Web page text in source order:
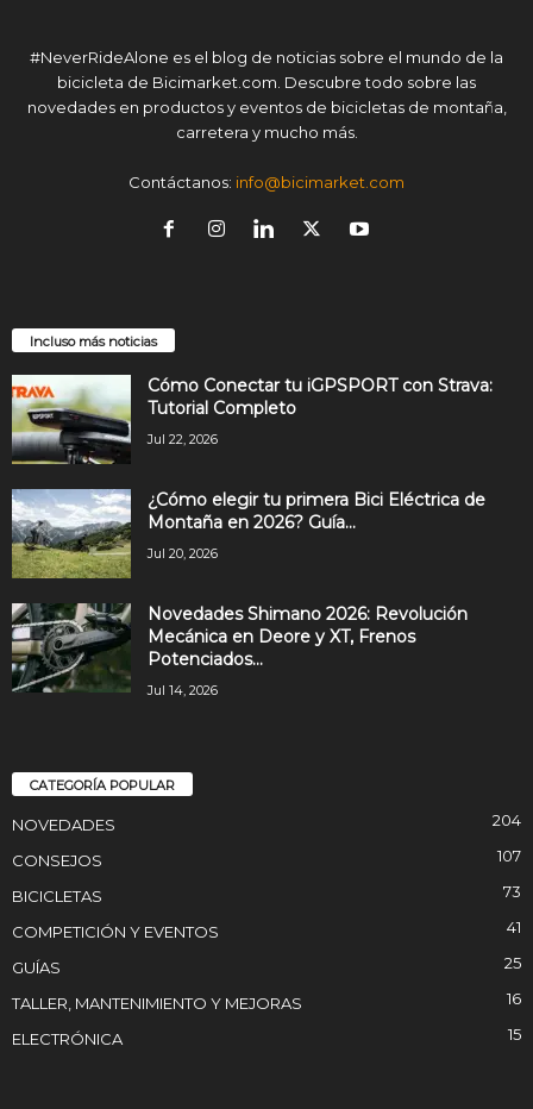
#NeverRideAlone es el blog de noticias sobre el mundo de la
bicicleta de Bicimarket.com. Descubre todo sobre las
novedades en productos y eventos de bicicletas de montaña,
carretera y mucho más.
Contáctanos: info@bicimarket.com
Incluso más noticias
Cómo Conectar tu iGPSPORT con Strava:
Tutorial Completo
Jul 22, 2026
¿Cómo elegir tu primera Bici Eléctrica de
Montaña en 2026? Guía...
Jul 20, 2026
Novedades Shimano 2026: Revolución
Mecánica en Deore y XT, Frenos
Potenciados...
Jul 14, 2026
CATEGORÍA POPULAR
NOVEDADES 204
CONSEJOS 107
BICICLETAS 73
COMPETICIÓN Y EVENTOS 41
GUÍAS 25
TALLER, MANTENIMIENTO Y MEJORAS 16
ELECTRÓNICA 15